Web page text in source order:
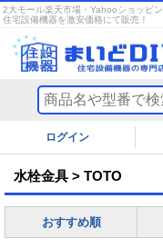
2大モール楽天市場・Yahooショッピン
住宅設備機器を激安価格にて販売！
ログイン
水栓金具 > TOTO
おすすめ順